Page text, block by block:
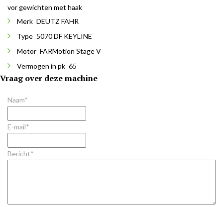
vor gewichten met haak
Merk DEUTZ FAHR
Type 5070 DF KEYLINE
Motor FARMotion Stage V
Vermogen in pk 65
Vraag over deze machine
Naam*
E-mail*
Bericht*